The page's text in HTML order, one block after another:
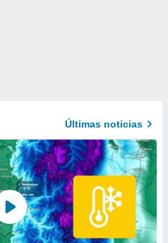
Últimas noticias